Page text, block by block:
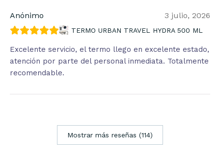
Anónimo 3 julio, 2026
TERMO URBAN TRAVEL HYDRA 500 ML
Excelente servicio, el termo llego en excelente estado,
atención por parte del personal inmediata. Totalmente
recomendable.
Mostrar más reseñas (114)